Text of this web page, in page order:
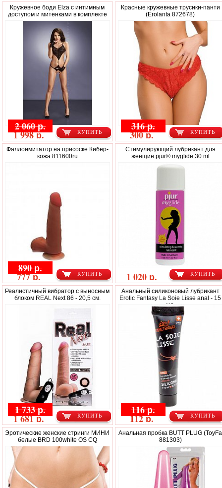
Кружевное боди Elza с интимным
доступом и митенками в комплекте
КУПИТЬ
2 060 р.
1 998 р.
Красные кружевные трусики-панти
(Erolanta 872678)
КУПИТЬ
316 р.
300 р.
Фаллоимитатор на присоске Кибер-
кожа 811600ru
КУПИТЬ
890 р.
777 р.
Стимулирующий лубрикант для
женщин pjur® myglide 30 ml
КУПИТЬ
1 020 р.
Реалистичный вибратор с выносным
блоком REAL Next 86 - 20,5 см.
КУПИТЬ
1 733 р.
1 681 р.
Анальный силиконовый лубрикант
Erotic Fantasy La Soie Lisse anal - 15
мл.
КУПИТЬ
116 р.
112 р.
Эротические женские стринги МИНИ
белые BRD 100white OS CQ
Анальная пробка BUTT PLUG (ToyFa
881303)